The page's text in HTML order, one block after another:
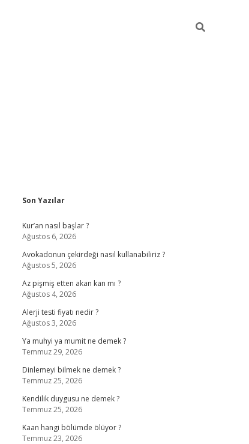
Sidebar
Son Yazılar
Kur’an nasıl başlar ?
Ağustos 6, 2026
Avokadonun çekirdeği nasıl kullanabiliriz ?
Ağustos 5, 2026
Az pişmiş etten akan kan mı ?
Ağustos 4, 2026
Alerji testi fiyatı nedir ?
Ağustos 3, 2026
Ya muhyi ya mumit ne demek ?
Temmuz 29, 2026
Dinlemeyi bilmek ne demek ?
Temmuz 25, 2026
Kendilik duygusu ne demek ?
Temmuz 25, 2026
Kaan hangi bölümde ölüyor ?
Temmuz 23, 2026